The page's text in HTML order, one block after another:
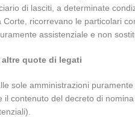
di lasciti, a determinate
ricorrevano le particolari
assistenziale e non
quote di legati
sole amministrazioni
il contenuto del decreto di